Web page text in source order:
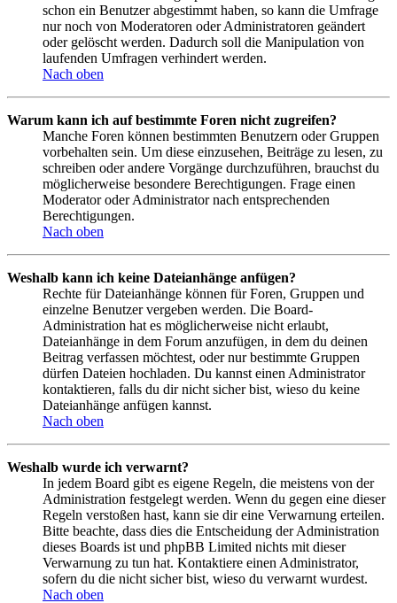
schon ein Benutzer abgestimmt haben, so kann die Umfrage
nur noch von Moderatoren oder Administratoren geändert
oder gelöscht werden. Dadurch soll die Manipulation von
laufenden Umfragen verhindert werden.
Nach oben
Warum kann ich auf bestimmte Foren nicht zugreifen?
Manche Foren können bestimmten Benutzern oder Gruppen
vorbehalten sein. Um diese einzusehen, Beiträge zu lesen, zu
schreiben oder andere Vorgänge durchzuführen, brauchst du
möglicherweise besondere Berechtigungen. Frage einen
Moderator oder Administrator nach entsprechenden
Berechtigungen.
Nach oben
Weshalb kann ich keine Dateianhänge anfügen?
Rechte für Dateianhänge können für Foren, Gruppen und
einzelne Benutzer vergeben werden. Die Board-
Administration hat es möglicherweise nicht erlaubt,
Dateianhänge in dem Forum anzufügen, in dem du deinen
Beitrag verfassen möchtest, oder nur bestimmte Gruppen
dürfen Dateien hochladen. Du kannst einen Administrator
kontaktieren, falls du dir nicht sicher bist, wieso du keine
Dateianhänge anfügen kannst.
Nach oben
Weshalb wurde ich verwarnt?
In jedem Board gibt es eigene Regeln, die meistens von der
Administration festgelegt werden. Wenn du gegen eine dieser
Regeln verstoßen hast, kann sie dir eine Verwarnung erteilen.
Bitte beachte, dass dies die Entscheidung der Administration
dieses Boards ist und phpBB Limited nichts mit dieser
Verwarnung zu tun hat. Kontaktiere einen Administrator,
sofern du die nicht sicher bist, wieso du verwarnt wurdest.
Nach oben